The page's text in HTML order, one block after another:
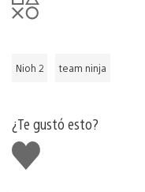
Nioh 2 team ninja
¿Te gustó esto?
Me
gusta